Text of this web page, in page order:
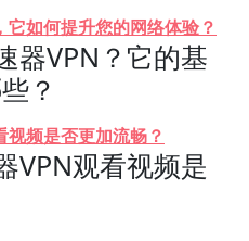
如何提升您的网络体验？
器VPN？它的基
？
频是否更加流畅？
VPN观看视频是